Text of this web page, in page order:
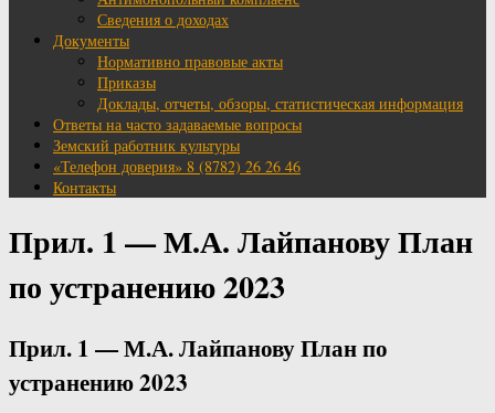
Сведения о доходах
Документы
Нормативно правовые акты
Приказы
Доклады, отчеты, обзоры, статистическая информация
Ответы на часто задаваемые вопросы
Земский работник культуры
«Телефон доверия» 8 (8782) 26 26 46
Контакты
Прил. 1 — М.А. Лайпанову План
по устранению 2023
Прил. 1 — М.А. Лайпанову План по
устранению 2023